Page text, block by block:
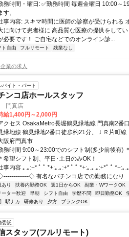
務時間・曜日: ✅勤務時間 毎週金曜日 10:00～
す。
事内容: スキマ時間に医師の診察が受けられる
に向けて患者様に 高品質な医療の提供をして
必要です！ ご自宅などでのオンライン診...
ト自由 フルリモート 残業なし
業の求人
バイト・パート
ンコ店ホールスタッフ
門真店
給1,400円～2,000円
クセス OsakaMetro長堀鶴見緑地線 門真南2番
緑地線 鶴見緑地2番口徒歩約21分、ＪＲ片町
約27分
阪府門真市
務時間 9:00～23:00でのシフト制(多少前後有)
希望シフト制、平日･土日のみOK！
事内容 ｡.｡:+* ﾟ ﾟ *+:｡.｡:+* ﾟ ﾟ *+:｡.｡.｡:+*ﾟ ﾟ
有名なパチンコ店での勤務になり...
あり 扶養内勤務OK 週1日からOK 副業・WワークOK
ーター歓迎
早朝 シフト自由 学歴不問 即日勤務OK
駅ナカ 研修あり 夕方 ブランクOK
委託
スタッフ(フルリモート)